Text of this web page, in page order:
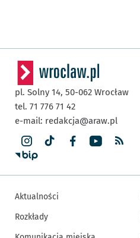
pl. Solny 14, 50-062 Wrocław
tel. 71 776 71 42
e-mail: redakcja@araw.pl
Aktualności
Rozkłady